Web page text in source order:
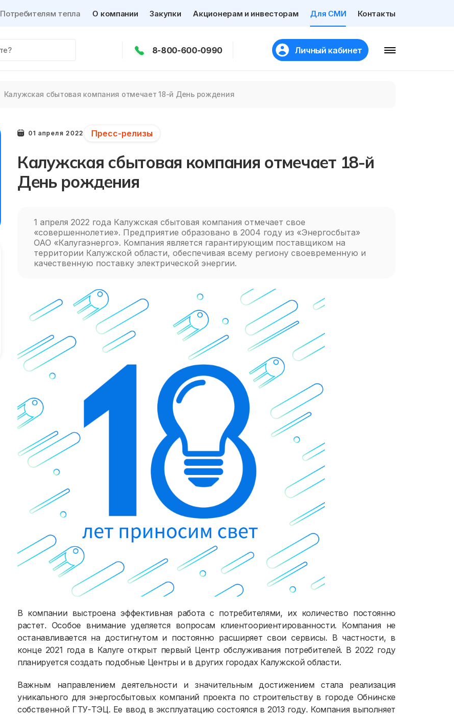
Потребителям тепла О компании Закупки Акционерам и инвесторам Для СМИ Контакты
8-800-600-0990 Личный кабинет
Калужская сбытовая компания отмечает 18-й День рождения
01 апреля 2022 Пресс-релизы
Калужская сбытовая компания отмечает 18-й
День рождения
1 апреля 2022 года Калужская сбытовая компания отмечает свое
«совершеннолетие». Предприятие образовано в 2004 году из «Энергосбыта»
ОАО «Калугаэнерго». Компания является гарантирующим поставщиком на
территории Калужской области, обеспечивая всему региону своевременную и
качественную поставку электрической энергии.
В компании выстроена эффективная работа с потребителями, их количество постоянно
растет. Особое внимание уделяется вопросам клиентоориентированности. Компания не
останавливается на достигнутом и постоянно расширяет свои сервисы. В частности, в
конце 2021 года в Калуге открыт первый Центр обслуживания потребителей. В 2022 году
планируется создать подобные Центры и в других городах Калужской области.
Важным направлением деятельности и значительным достижением стала реализация
уникального для энергосбытовых компаний проекта по строительству в городе Обнинске
собственной ГТУ-ТЭЦ. Ее ввод в эксплуатацию состоялся в 2013 году. Компания выполняет